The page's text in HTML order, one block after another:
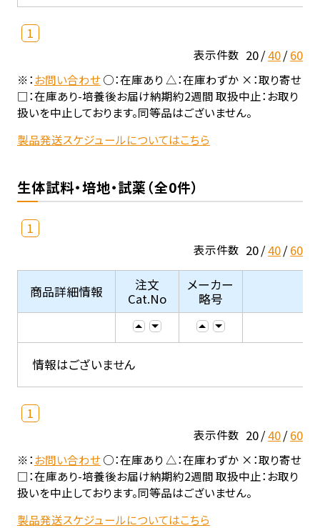
1
表示件数 20 40 60
※：お問い合わせ○：在庫あり △：在庫わずか ×：取り寄せ
□：在庫あり-培養後お届け納期約2週間 取扱中止：お取り
扱いを中止しております。同等品はございません。
製品発送スケジュールについてはこちら
生体試料・培地・試薬（全0件）
1
表示件数 20 40 60
商品詳細情報
注文
Cat.No
メーカー
略号
情報はございません
1
表示件数 20 40 60
※：お問い合わせ○：在庫あり △：在庫わずか ×：取り寄せ
□：在庫あり-培養後お届け納期約2週間 取扱中止：お取り
扱いを中止しております。同等品はございません。
製品発送スケジュールについてはこちら